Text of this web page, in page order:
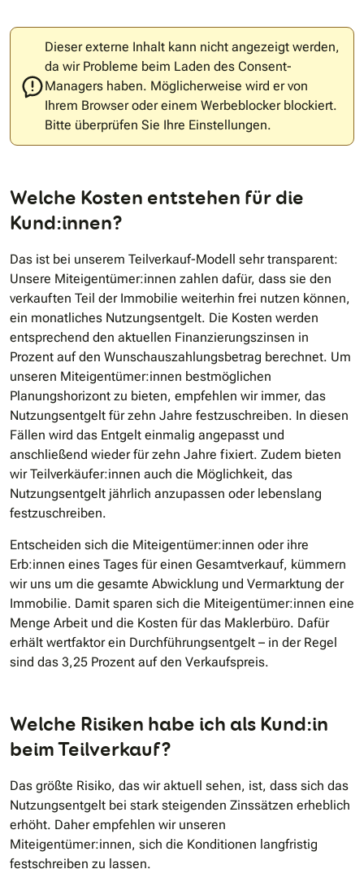
Dieser externe Inhalt kann nicht angezeigt werden,
da wir Probleme beim Laden des Consent-
Managers haben. Möglicherweise wird er von
Ihrem Browser oder einem Werbeblocker blockiert.
Bitte überprüfen Sie Ihre Einstellungen.
Welche Kosten entstehen für die
Kund:innen?
Das ist bei unserem Teilverkauf-Modell sehr transparent:
Unsere Miteigentümer:innen zahlen dafür, dass sie den
verkauften Teil der Immobilie weiterhin frei nutzen können,
ein monatliches Nutzungsentgelt. Die Kosten werden
entsprechend den aktuellen Finanzierungszinsen in
Prozent auf den Wunschauszahlungsbetrag berechnet. Um
unseren Miteigentümer:innen bestmöglichen
Planungshorizont zu bieten, empfehlen wir immer, das
Nutzungsentgelt für zehn Jahre festzuschreiben. In diesen
Fällen wird das Entgelt einmalig angepasst und
anschließend wieder für zehn Jahre fixiert. Zudem bieten
wir Teilverkäufer:innen auch die Möglichkeit, das
Nutzungsentgelt jährlich anzupassen oder lebenslang
festzuschreiben.
Entscheiden sich die Miteigentümer:innen oder ihre
Erb:innen eines Tages für einen Gesamtverkauf, kümmern
wir uns um die gesamte Abwicklung und Vermarktung der
Immobilie. Damit sparen sich die Miteigentümer:innen eine
Menge Arbeit und die Kosten für das Maklerbüro. Dafür
erhält wertfaktor ein Durchführungsentgelt – in der Regel
sind das 3,25 Prozent auf den Verkaufspreis.
Welche Risiken habe ich als Kund:in
beim Teilverkauf?
Das größte Risiko, das wir aktuell sehen, ist, dass sich das
Nutzungsentgelt bei stark steigenden Zinssätzen erheblich
erhöht. Daher empfehlen wir unseren
Miteigentümer:innen, sich die Konditionen langfristig
festschreiben zu lassen.